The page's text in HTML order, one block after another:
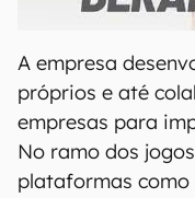
00:00/21:11
A empresa
próprios e até
empresas para
No ramo dos
plataformas como